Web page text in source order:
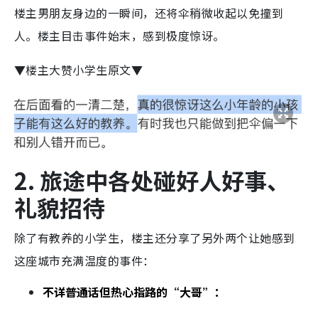
楼主男朋友身边的一瞬间，还将伞稍微收起以免撞到
人。楼主目击事件始末，感到极度惊讶。
▼楼主大赞小学生原文▼
2. 旅途中各处碰好人好事、
礼貌招待
除了有教养的小学生，楼主还分享了另外两个让她感到
这座城市充满温度的事件：
不详普通话但热心指路的“大哥”：